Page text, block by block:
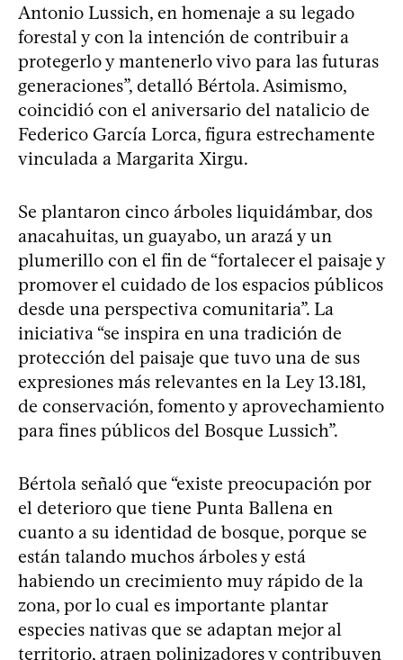
Antonio Lussich, en homenaje a su legado
forestal y con la intención de contribuir a
protegerlo y mantenerlo vivo para las futuras
generaciones”, detalló Bértola. Asimismo,
coincidió con el aniversario del natalicio de
Federico García Lorca, figura estrechamente
vinculada a Margarita Xirgu.
Se plantaron cinco árboles liquidámbar, dos
anacahuitas, un guayabo, un arazá y un
plumerillo con el fin de “fortalecer el paisaje y
promover el cuidado de los espacios públicos
desde una perspectiva comunitaria”. La
iniciativa “se inspira en una tradición de
protección del paisaje que tuvo una de sus
expresiones más relevantes en la Ley 13.181,
de conservación, fomento y aprovechamiento
para fines públicos del Bosque Lussich”.
Bértola señaló que “existe preocupación por
el deterioro que tiene Punta Ballena en
cuanto a su identidad de bosque, porque se
están talando muchos árboles y está
habiendo un crecimiento muy rápido de la
zona, por lo cual es importante plantar
especies nativas que se adaptan mejor al
territorio, atraen polinizadores y contribuyen